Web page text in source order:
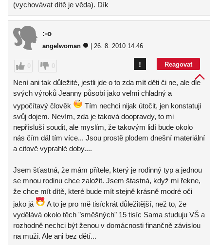
(vychovávat dítě je věda). Dík
:-o
angelwoman | 26. 8. 2010 14:46
0 0 Reagovat
!
Není ani tak důležité, jestli jde o to zda mít děti či ne, ale dle
svých výroků Jeanny působí jako velmi chladný a
vypočítavý člověk
Tím nechci nijak útočit, jen konstatuji
svůj dojem. Nevím, zda je taková doopravdy, to mi
nepřísluší soudit, ale myslím, že takovým lidí bude okolo
nás čím dál tím více... Jsou prostě plodem dnešní materiální
a citově vyprahlé doby....
Jsem šťastná, že mám přítele, který je rodinný typ a jednou
se mnou rodinu chce založit. Jsem štastná, když mi řekne,
že chce mít dítě, které bude mít stejně krásně modré oči
jako já
A to je pro mě tisíckrát důležitější, než to, že
vydělává okolo těch "směšných" 15 tisíc Sama studuju VŠ a
rozhodně nechci být ženou v domácnosti finančně závislou
na muži. Ale ani bez dětí...